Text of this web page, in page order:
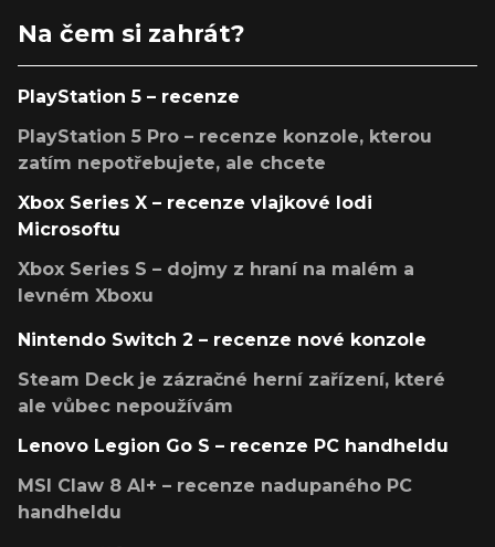
Na čem si zahrát?
PlayStation 5 – recenze
PlayStation 5 Pro – recenze konzole, kterou
zatím nepotřebujete, ale chcete
Xbox Series X – recenze vlajkové lodi
Microsoftu
Xbox Series S – dojmy z hraní na malém a
levném Xboxu
Nintendo Switch 2 – recenze nové konzole
Steam Deck je zázračné herní zařízení, které
ale vůbec nepoužívám
Lenovo Legion Go S – recenze PC handheldu
MSI Claw 8 AI+ – recenze nadupaného PC
handheldu